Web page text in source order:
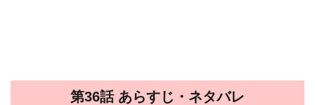
第36話 あらすじ・ネタバレ